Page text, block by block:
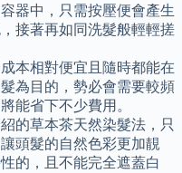
器中，只需按壓便會產生
接著再如同洗髮般輕輕搓
本相對便宜且隨時都能在
為目的，勢必會需要較頻
能省下不少費用。
的草本茶天然染髮法，只
頭髮的自然色彩更加靚
的，且不能完全遮蓋白